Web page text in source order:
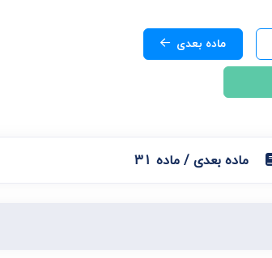
ماده بعدی
ماده بعدی / ماده 31